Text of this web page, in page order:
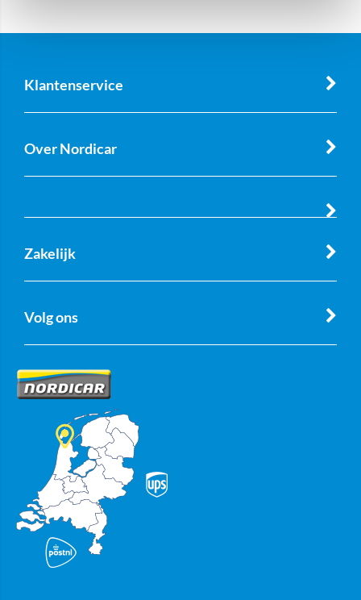
Klantenservice
Over Nordicar
Zakelijk
Volg ons